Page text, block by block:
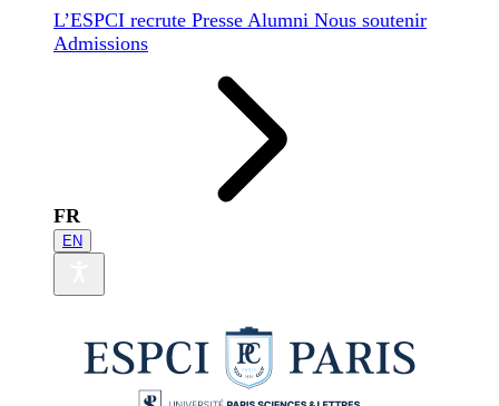
L’ESPCI recrute Presse Alumni Nous soutenir
Admissions
FR
EN